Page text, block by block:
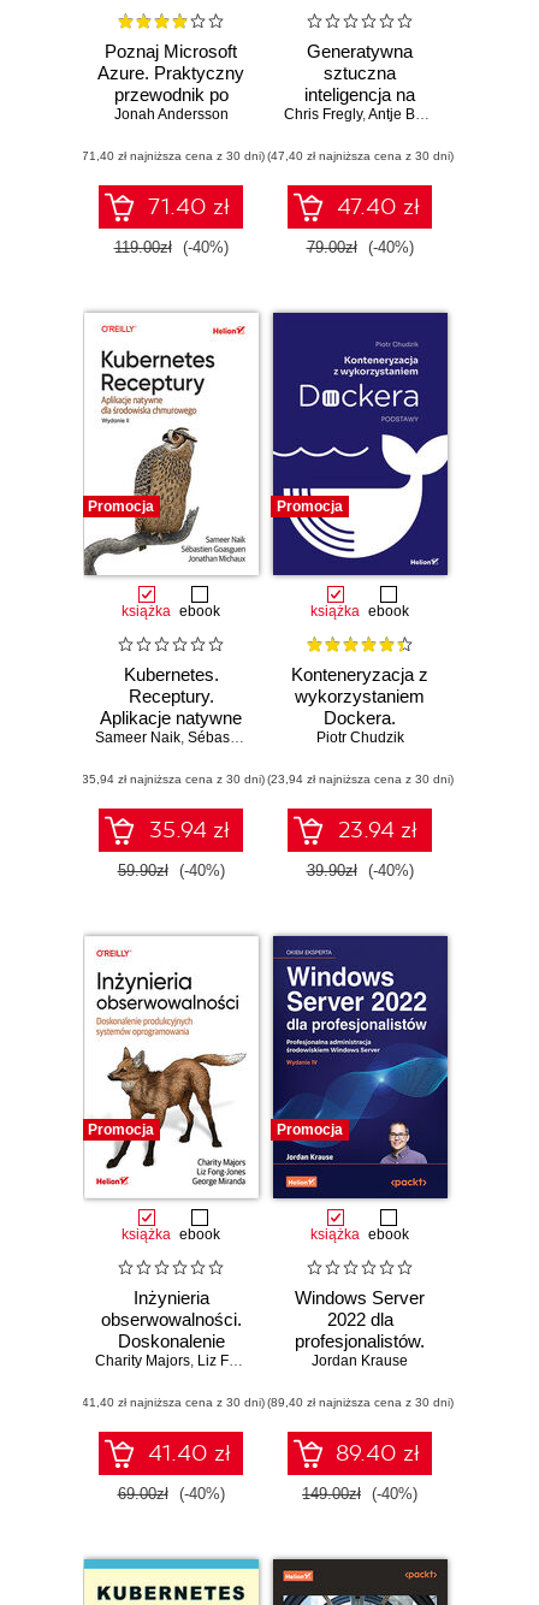
Poznaj Microsoft
Azure. Praktyczny
przewodnik po
chmurze
programowaniu
Jonah Andersson
(71,40 zł najniższa cena z 30 dni)
71.40 zł
119.00zł (-40%)
Generatywna
sztuczna
inteligencja na
platformie AWS.
multimodalnych
aplikacji
wnioskujących
kontekstowo
Chris Fregly,Antje Barth
(47,40 zł najniższa cena z 30 dni)
47.40 zł
79.00zł (-40%)
Promocja
książka ebook
Kubernetes.
Receptury.
Aplikacje natywne
dla środowiska
Wydanie II
Sameer Naik, Sébastien Goasguen ,Jonathan Michaux
(35,94 zł najniższa cena z 30 dni)
35.94 zł
59.90zł (-40%)
Promocja
książka ebook
Konteneryzacja z
wykorzystaniem
Dockera.
Podstawy
Piotr Chudzik
(23,94 zł najniższa cena z 30 dni)
23.94 zł
39.90zł (-40%)
Promocja
książka ebook
Inżynieria
obserwowalności.
Doskonalenie
produkcyjnych
oprogramowania
Charity Majors, Liz Fong-Jones George Miranda
(41,40 zł najniższa cena z 30 dni)
41.40 zł
69.00zł (-40%)
Promocja
książka ebook
Windows Server
2022 dla
profesjonalistów.
Profesjonalna
środowiskiem
Windows Server.
Wydanie IV
Jordan Krause
(89,40 zł najniższa cena z 30 dni)
89.40 zł
149.00zł (-40%)